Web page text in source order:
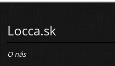
Locca.sk
O nás